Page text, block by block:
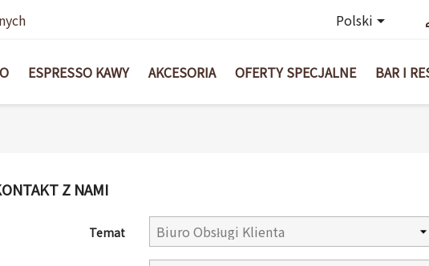
Polski
ESPRESSO KAWY AKCESORIA OFERTY SPECJALNE BAR I
Z NAMI
Temat